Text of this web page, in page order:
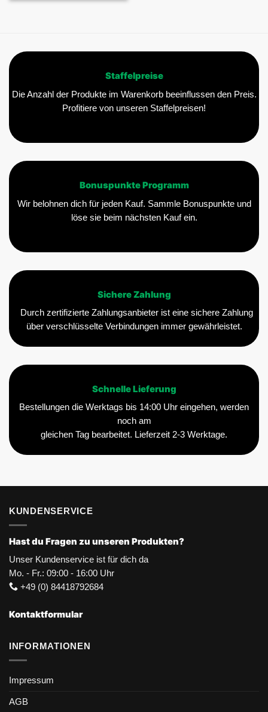
Staffelpreise
Die Anzahl der Produkte im Warenkorb beeinflussen den Preis.
Profitiere von unseren Staffelpreisen!
Bonuspunkte Programm
Wir belohnen dich für jeden Kauf. Sammle Bonuspunkte und
löse sie beim nächsten Kauf ein.
Sichere Zahlung
Durch zertifizierte Zahlungsanbieter ist eine sichere Zahlung
über verschlüsselte Verbindungen immer gewährleistet.
Schnelle Lieferung
Bestellungen die Werktags bis 14:00 Uhr eingehen, werden
noch am
gleichen Tag bearbeitet. Lieferzeit 2-3 Werktage.
KUNDENSERVICE
Hast du Fragen zu unseren Produkten?
Unser Kundenservice ist für dich da
Mo. - Fr.: 09:00 - 16:00 Uhr
+49 (0) 84418792684
Kontaktformular
INFORMATIONEN
Impressum
AGB